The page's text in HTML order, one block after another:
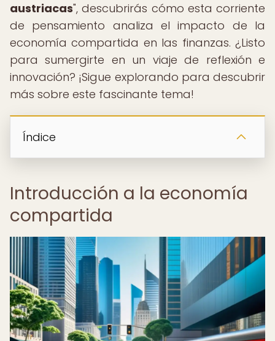
austriacas", descubrirás cómo esta corriente
de pensamiento analiza el impacto de la
economía compartida en las finanzas. ¿Listo
para sumergirte en un viaje de reflexión e
innovación? ¡Sigue explorando para descubrir
más sobre este fascinante tema!
Índice
Introducción a la economía
compartida